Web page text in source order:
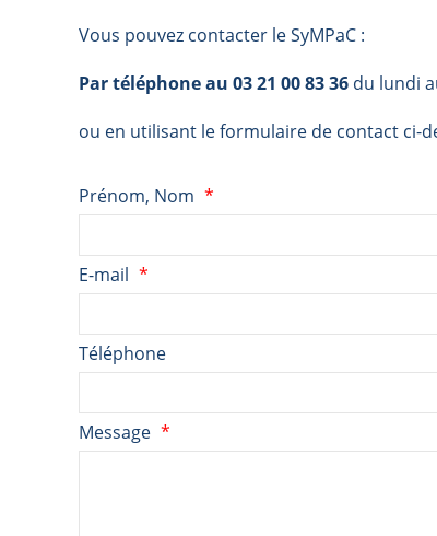
Vous pouvez contacter le SyMPaC :
Par téléphone au 03 21 00 83 36 du lundi
ou en utilisant le formulaire de contact ci-
Prénom, Nom
E-mail
Téléphone
Message